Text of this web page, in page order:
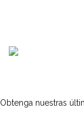
Obtenga nuestras